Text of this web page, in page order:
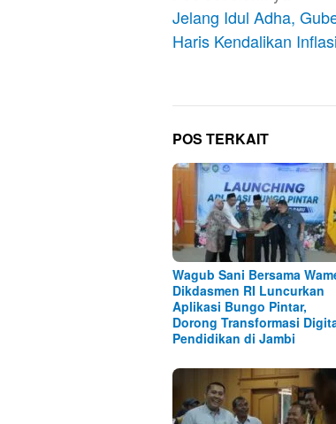
pos
Jelang Idul Adha,
Haris Kendalikan Inflasi
POS TERKAIT
Wagub Sani Bersama
Dikdasmen RI Luncurkan
Aplikasi Bungo Pintar,
Dorong Transformasi
Pendidikan di Jambi